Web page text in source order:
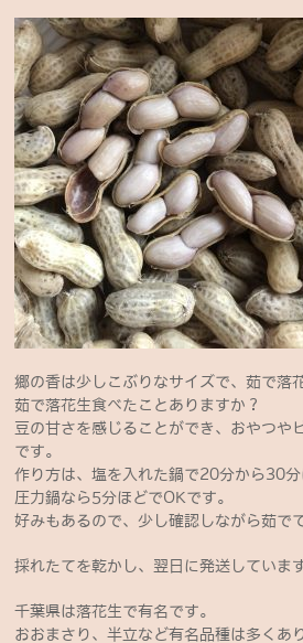
郷の香は少しこぶりなサイズで、茹で落
茹で落花生食べたことありますか？
豆の甘さを感じることができ、おやつや
です。
作り方は、塩を入れた鍋で20分から30分
圧力鍋なら5分ほどでOKです。
好みもあるので、少し確認しながら茹で
採れたてを乾かし、翌日に発送しています
千葉県は落花生で有名です。
おおまさり、半立など有名品種は多くあ